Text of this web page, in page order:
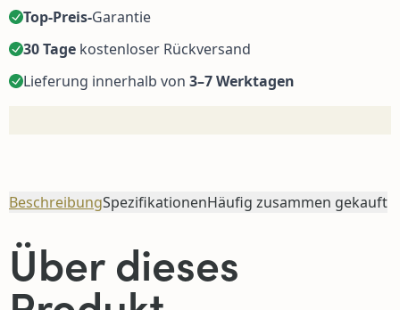
Top-Preis-Garantie
30 Tage kostenloser Rückversand
Lieferung innerhalb von 3–7 Werktagen
BeschreibungSpezifikationenHäufig zusammen gekauft
Über dieses